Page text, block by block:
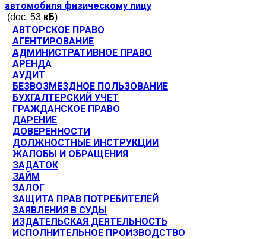
автомобиля физическому лицу
(doc, 53 кБ)
АВТОРСКОЕ ПРАВО
АГЕНТИРОВАНИЕ
АДМИНИСТРАТИВНОЕ ПРАВО
АРЕНДА
АУДИТ
БЕЗВОЗМЕЗДНОЕ ПОЛЬЗОВАНИЕ
БУХГАЛТЕРСКИЙ УЧЕТ
ГРАЖДАНСКОЕ ПРАВО
ДАРЕНИЕ
ДОВЕРЕННОСТИ
ДОЛЖНОСТНЫЕ ИНСТРУКЦИИ
ЖАЛОБЫ И ОБРАЩЕНИЯ
ЗАДАТОК
ЗАЙМ
ЗАЛОГ
ЗАЩИТА ПРАВ ПОТРЕБИТЕЛЕЙ
ЗАЯВЛЕНИЯ В СУДЫ
ИЗДАТЕЛЬСКАЯ ДЕЯТЕЛЬНОСТЬ
ИСПОЛНИТЕЛЬНОЕ ПРОИЗВОДСТВО